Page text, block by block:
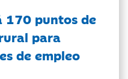
170 puntos de
para
de empleo